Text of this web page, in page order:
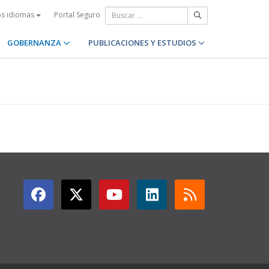
idiomas Portal Seguro
GOBERNANZA PUBLICACIONES Y ESTUDIOS